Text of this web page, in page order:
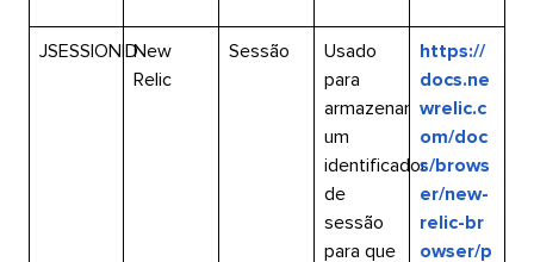
JSESSIONID​​ New
Relic​​
Sessão​​
Usado
para
armazenar
um
identificador
de
sessão
para que
https://
docs.ne
wrelic.c
om/doc
s/brows
er/new-
relic-br
owser/p